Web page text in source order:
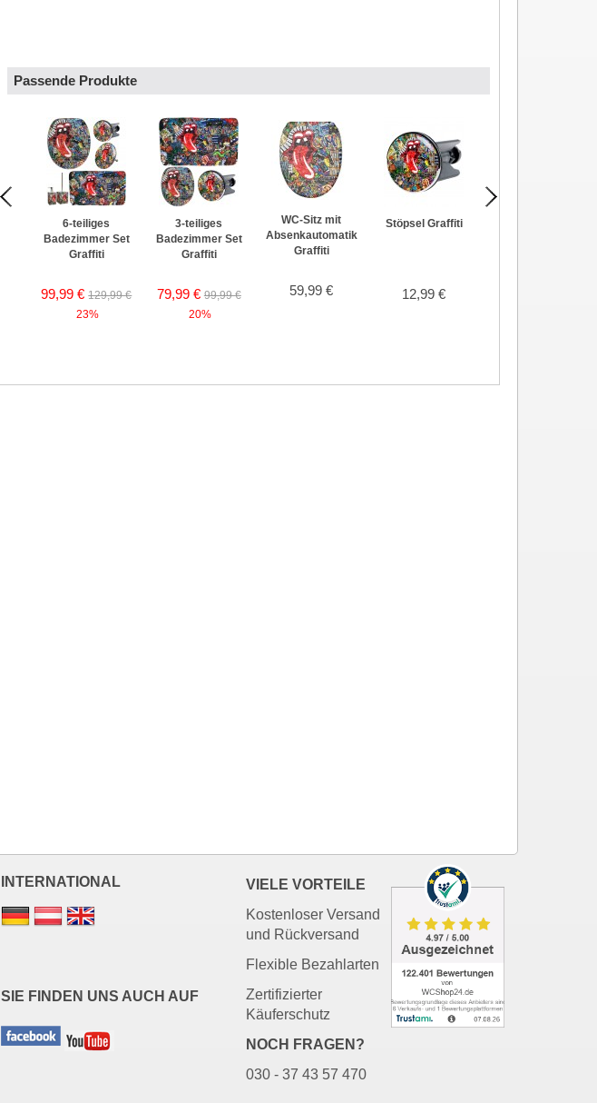
Passende Produkte
6-teiliges
Badezimmer Set
Graffiti
99,99 €129,99 €
23%
3-teiliges
Badezimmer Set
Graffiti
79,99 € 99,99 €
20%
WC-Sitz mit
Absenkautomatik
Graffiti
59,99 €
Stöpsel Graffiti
12,99 €
VIELE VORTEILE
Kostenloser Versand
und Rückversand
Flexible Bezahlarten
Zertifizierter
Käuferschutz
NOCH FRAGEN?
030 - 37 43 57 470
INTERNATIONAL
SIE FINDEN UNS AUCH AUF